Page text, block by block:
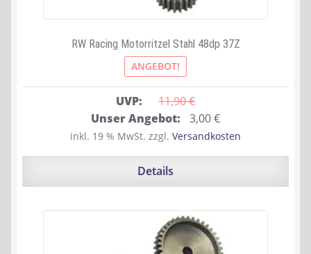
RW Racing Motorritzel Stahl 48dp 37Z
ANGEBOT!
UVP: 11,90 €
Ursprünglicher
Preis
war:
Unser Angebot: 3,00€Aktueller
Preis
ist:
inkl. 19 % MwSt. zzgl. Versandkosten
Details